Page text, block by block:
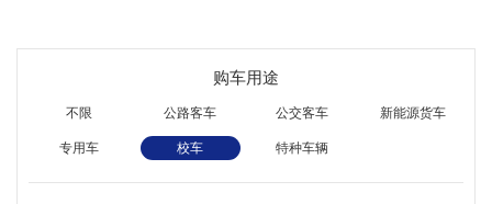
购车用途
不限 公路客车 公交客车 新能源货车
专用车 校车 特种车辆